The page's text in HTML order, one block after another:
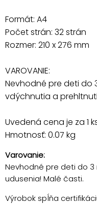
Formát: A4
Počet strán: 32 strán
Rozmer: 210 x 276 mm
VAROVANIE:
Nevhodné pre deti do
vdýchnutia a
Uvedená cena je za 1
Hmotnosť: 0.07 kg
Varovanie:
Nevhodné pre deti do
udusenia! Malé časti.
Výrobok spĺňa